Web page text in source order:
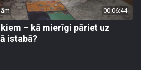
00:06:44
– kā mierīgi pāriet uz
istabā?